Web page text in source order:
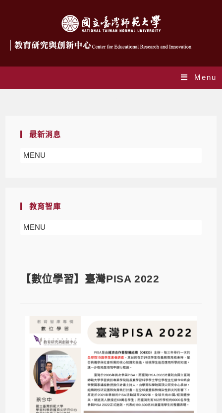
Menu
最新消息
MENU
教育智庫
MENU
【數位學習】臺灣PISA 2022